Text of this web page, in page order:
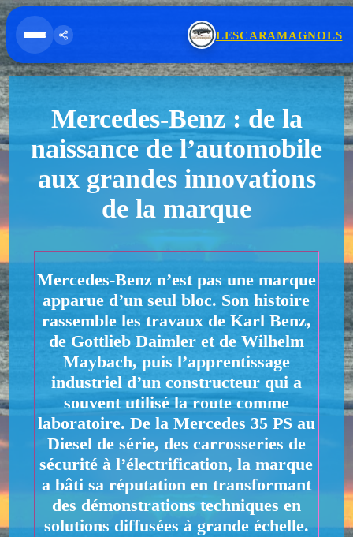
Cookies management panel
Ouvrir le menu
Partager LESCARAMAGNOLS
Mercedes-Benz : de la
naissance de l’automobile
aux grandes innovations
de la marque
Mercedes-Benz n’est pas une marque
apparue d’un seul bloc. Son histoire
rassemble les travaux de Karl Benz,
de Gottlieb Daimler et de Wilhelm
Maybach, puis l’apprentissage
industriel d’un constructeur qui a
souvent utilisé la route comme
laboratoire. De la Mercedes 35 PS au
Diesel de série, des carrosseries de
sécurité à l’électrification, la marque
a bâti sa réputation en transformant
des démonstrations techniques en
solutions diffusées à grande échelle.